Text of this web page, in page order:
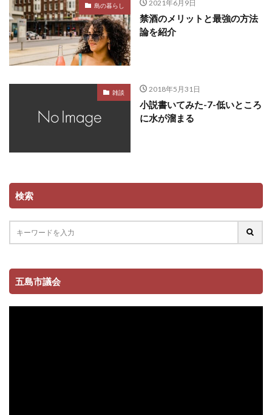
島の暮らし 2021年6月9日
禁酒のメリットと最強の方法
論を紹介
雑談 2018年5月31日
小説書いてみた-7-低いところ
に水が溜まる
検索
五島市議会
動